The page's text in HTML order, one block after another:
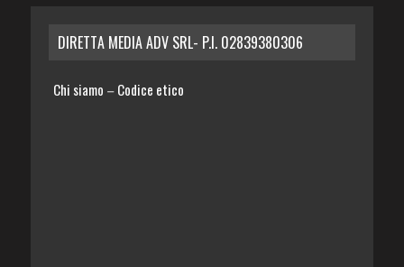
DIRETTA MEDIA ADV SRL- P.I. 02839380306
Chi siamo – Codice etico